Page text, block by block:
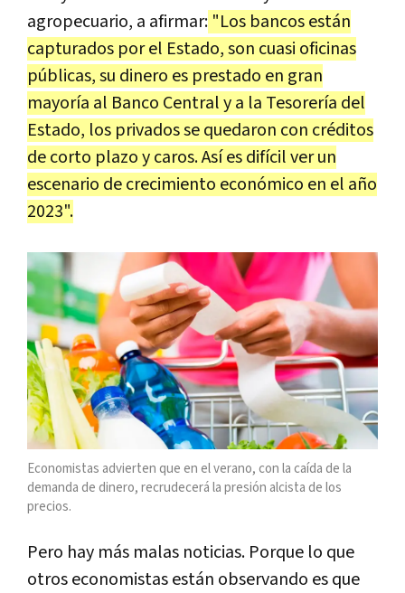
agropecuario, a afirmar: "Los bancos están
capturados por el Estado, son cuasi oficinas
públicas, su dinero es prestado en gran
mayoría al Banco Central y a la Tesorería del
Estado, los privados se quedaron con créditos
de corto plazo y caros. Así es difícil ver un
escenario de crecimiento económico en el año
2023".
Economistas advierten que en el verano, con la caída de la
demanda de dinero, recrudecerá la presión alcista de los
precios.
Pero hay más malas noticias. Porque lo que
otros economistas están observando es que